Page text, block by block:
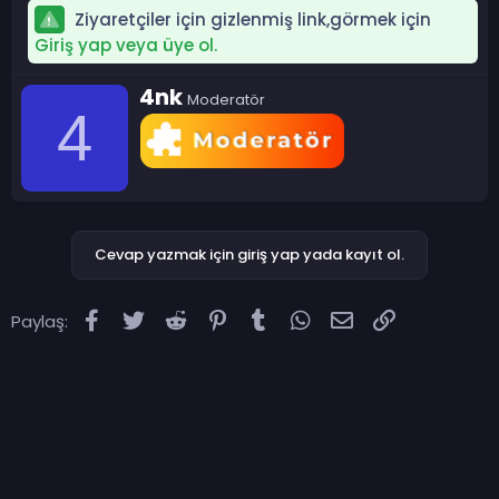
Ziyaretçiler için gizlenmiş link,görmek için
Giriş yap veya üye ol.
4
Y
a
z
a
r
4nk Moderatör
Cevap yazmak için giriş yap yada kayıt ol.
Paylaş: Facebook
Twitter Reddit Pinterest
Tumblr WhatsApp
E-posta